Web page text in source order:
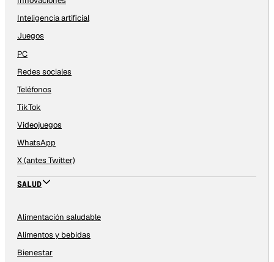
Inteligencia artificial
Juegos
PC
Redes sociales
Teléfonos
TikTok
Videojuegos
WhatsApp
X (antes Twitter)
SALUD
Alimentación saludable
Alimentos y bebidas
Bienestar